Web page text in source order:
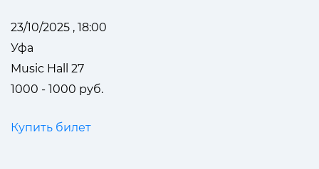
23/10/2025 , 18:00
Уфа
Music Hall 27
1000 - 1000 руб.
Купить билет